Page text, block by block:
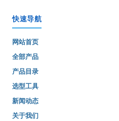
快速导航
网站首页
全部产品
产品目录
选型工具
新闻动态
关于我们